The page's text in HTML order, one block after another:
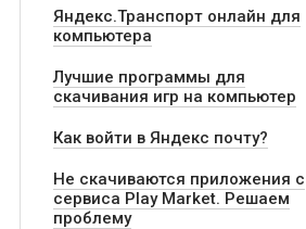
Яндекс.Транспорт онлайн для
компьютера
Лучшие программы для
скачивания игр на компьютер
Как войти в Яндекс почту?
Не скачиваются приложения с
сервиса Play Market. Решаем
проблему